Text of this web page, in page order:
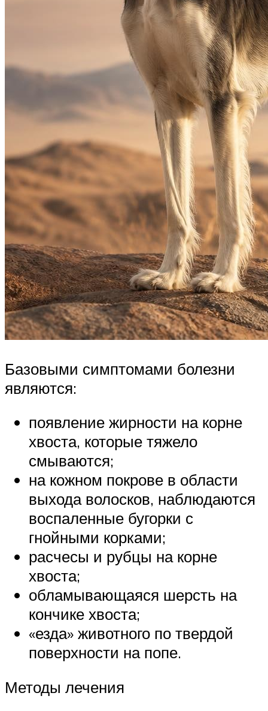
Базовыми симптомами болезни
являются:
появление жирности на корне
хвоста, которые тяжело
смываются;
на кожном покрове в области
выхода волосков, наблюдаются
воспаленные бугорки с
гнойными корками;
расчесы и рубцы на корне
хвоста;
обламывающаяся шерсть на
кончике хвоста;
«езда» животного по твердой
поверхности на попе.
Методы лечения